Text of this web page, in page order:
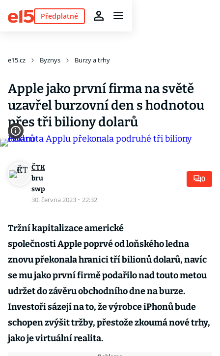
Předplatné
e15.cz Byznys Burzy a trhy
Apple jako první firma na světě
uzavřel burzovní den s hodnotou
přes tři biliony dolarů
ČTK
bru
swp
30. června 2023 · 22:32
0
Tržní kapitalizace americké
společnosti Apple poprvé od loňského ledna
znovu překonala hranici tří bilionů dolarů, navíc
se mu jako první firmě podařilo nad touto metou
udržet do závěru obchodního dne na burze.
Investoři sázejí na to, že výrobce iPhonů bude
schopen zvýšit tržby, přestože zkoumá nové trhy,
jako je virtuální realita.